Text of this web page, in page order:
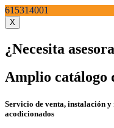
615314001
X
¿Necesita
Amplio catálogo
Servicio de venta, instalación
acodicionados